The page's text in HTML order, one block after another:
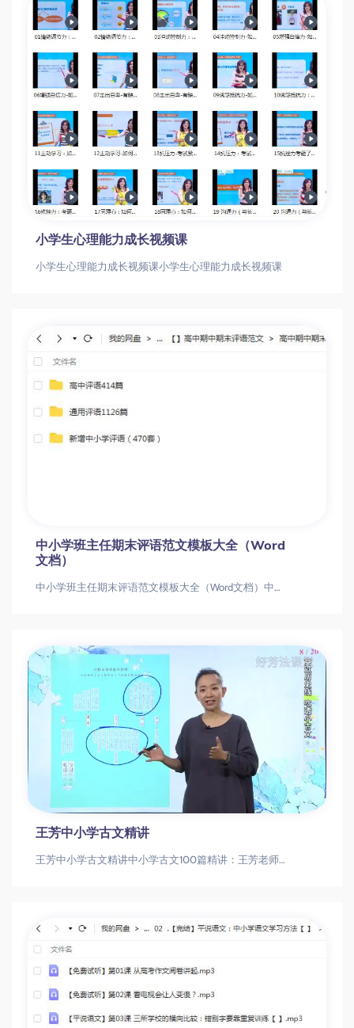
小学生心理能力成长视频课
小学生心理能力成长视频课小学生心理能力成长视频课
中小学班主任期末评语范文模板大全（Word
文档）
中小学班主任期末评语范文模板大全（Word文档）中小学班主任期末评语范文模板大全（Word文档）
王芳中小学古文精讲
王芳中小学古文精讲中小学古文100篇精讲：王芳老师带你轻松攻克文言文中小学古文|文言文精讲|王芳老师